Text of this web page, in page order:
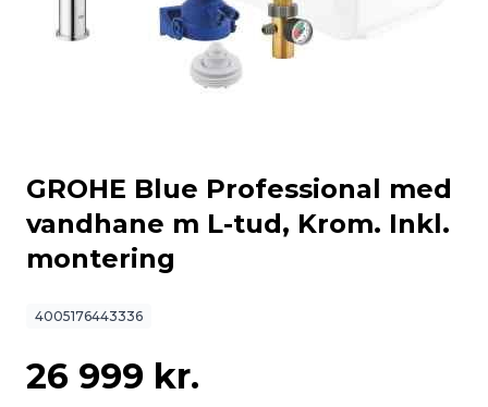
GROHE Blue Professional med
vandhane m L-tud, Krom. Inkl.
montering
4005176443336
26 999 kr.